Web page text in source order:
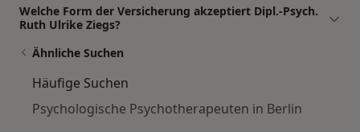
Welche Form der Versicherung akzeptiert Dipl.-Psych.
Ruth Ulrike Ziegs?
Ähnliche Suchen
Häufige Suchen
Psychologische Psychotherapeuten in Berlin